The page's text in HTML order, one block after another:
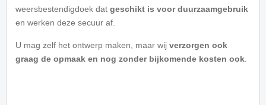
weersbestendigdoek dat geschikt is voor duurzaamgebruik
en werken deze secuur af.
U mag zelf het ontwerp maken, maar wij verzorgen ook
graag de opmaak en nog zonder bijkomende kosten ook